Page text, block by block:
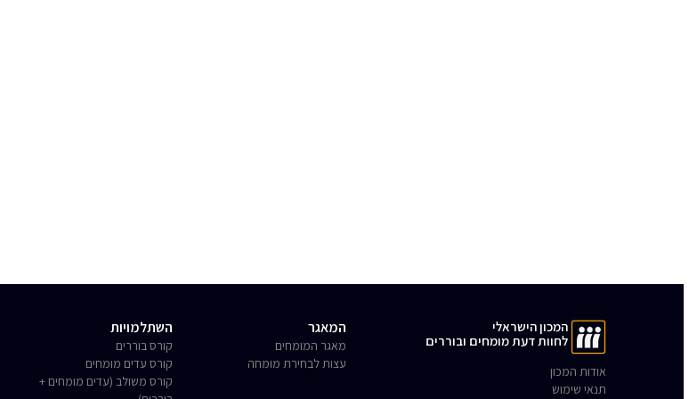
המכון הישראלי
לחוות דעת מומחים ובוררים
אודות המכון
תנאי שימוש
המאגר
מאגר המומחים
עצות לבחירת מומחה
השתלמויות
קורס בוררים
קורס עדים מומחים
קורס משולב (עדים מומחים +